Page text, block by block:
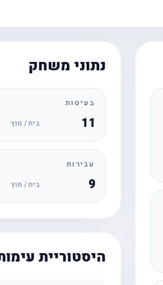
נתוני משחק
בעיטות
11 בית / חוץ
עבירות
9 בית / חוץ
היסטוריית